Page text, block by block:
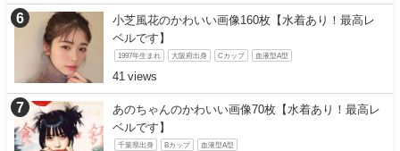
小芝風花のかわいい画像160枚【水着あり！最高レ
ベルです】
1997年生まれ 大阪府出身 Cカップ 血液型A型
41
あのちゃんのかわいい画像70枚【水着あり！最高レ
ベルです】
千葉県出身 Bカップ 血液型A型